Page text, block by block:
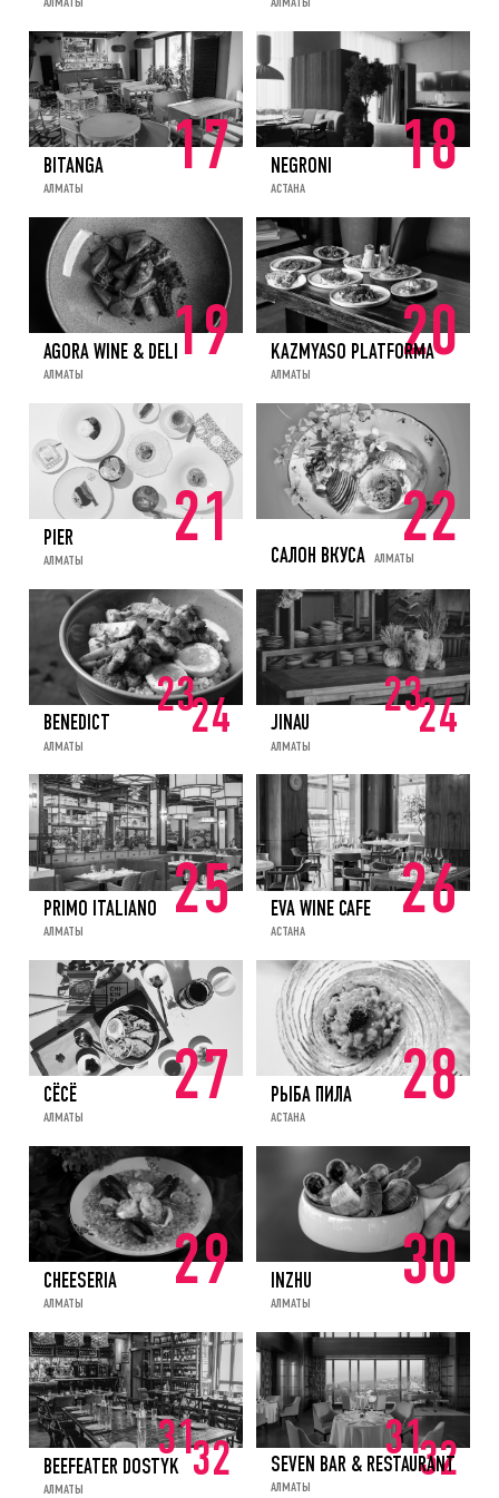
АЛМАТЫ АЛМАТЫ
17
BITANGA
АЛМАТЫ
18
NEGRONI
АСТАНА
19
AGORA WINE & DELI
АЛМАТЫ
20
KAZMYASO PLATFORMA
АЛМАТЫ
21
PIER
АЛМАТЫ
22
САЛОН ВКУСА АЛМАТЫ
2324
BENEDICT
АЛМАТЫ
2324
JINAU
АЛМАТЫ
25
PRIMO ITALIANO
АЛМАТЫ
26
EVA WINE CAFE
АСТАНА
27
СЁСЁ
АЛМАТЫ
28
РЫБА ПИЛА
АСТАНА
29
CHEESERIA
АЛМАТЫ
30
INZHU
АЛМАТЫ
3132
BEEFEATER DOSTYK
АЛМАТЫ
3132
SEVEN BAR & RESTAURANT
АЛМАТЫ